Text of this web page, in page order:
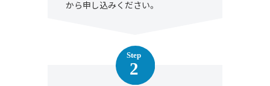
から申し込みください。